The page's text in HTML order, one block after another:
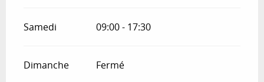
Samedi 09:00 - 17:30
Dimanche Fermé